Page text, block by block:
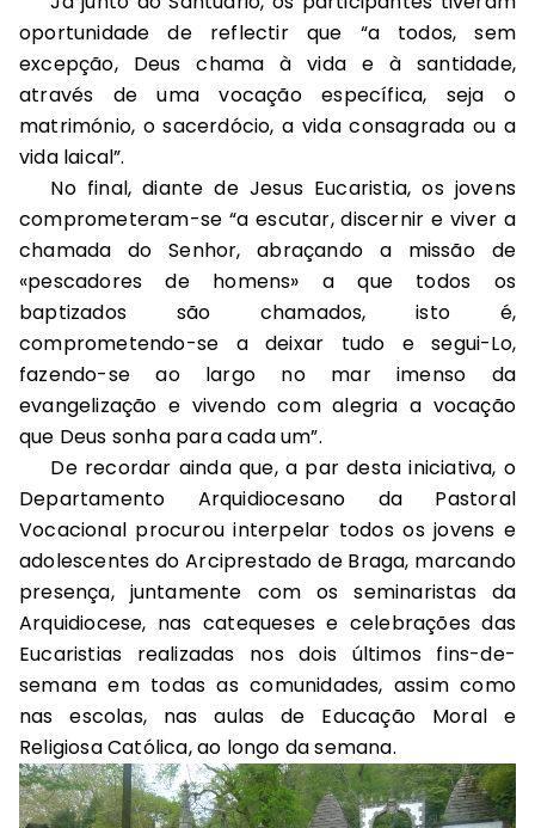
oportunidade de reflectir que “a todos, sem
excepção, Deus chama à vida e à santidade,
através de uma vocação específica, seja o
matrimónio, o sacerdócio, a vida consagrada ou a
vida laical”.
No final, diante de Jesus Eucaristia, os jovens
comprometeram-se “a escutar, discernir e viver a
chamada do Senhor, abraçando a missão de
«pescadores de homens» a que todos os
baptizados são chamados, isto é,
comprometendo-se a deixar tudo e segui-Lo,
fazendo-se ao largo no mar imenso da
evangelização e vivendo com alegria a vocação
que Deus sonha para cada um”.
De recordar ainda que, a par desta iniciativa, o
Departamento Arquidiocesano da Pastoral
Vocacional procurou interpelar todos os jovens e
adolescentes do Arciprestado de Braga, marcando
presença, juntamente com os seminaristas da
Arquidiocese, nas catequeses e celebrações das
Eucaristias realizadas nos dois últimos fins-de-
semana em todas as comunidades, assim como
nas escolas, nas aulas de Educação Moral e
Religiosa Católica, ao longo da semana.